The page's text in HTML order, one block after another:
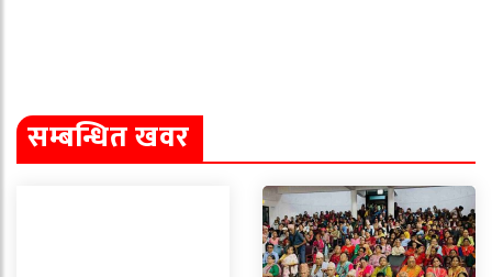
सम्बन्धित खवर